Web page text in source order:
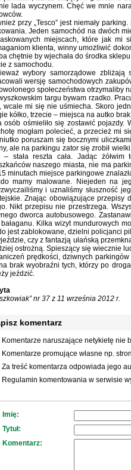
lada wyczynem. Chęć we mnie
przy „Tesco” jest niemały
Jeden samochód na dwóch
miejscach, które jak mi
klienta, winny umożliwić
chętnie by wjechała do środka
z samochodu.
wybory samorządowe
wersję samochodowych
społeczeństwa otrzymaliby
targu bywam rzadko.
wcale mi się nie uśmiecha. Skoro
kółko, trzecie – miejsca na autko
osób ośmieliło się zostawić
mogłam polecieć, a przecież mi
poruszam się bocznymi
ale na parkingu zator się zrobił
– stała reszta cała. Jadąc
naszego miasta, nie ma
minutach miejsce parkingowe
mamy malowane. Niejeden na
i uznaliśmy słuszność
Znając obowiązujące
Nikt przepisu nie przestrzega.
dworca autobusowego.
Kilka wizyt mundurowych
jest zablokowane, dzielni policjanci
czy z fantazją ułańską
ostrożną. Spieszący się wiecznie
prędkości, dziwnych
brak wyobraźni tych, którzy po
jeździć.
nr 37 z 11 września 2012 r.
komentarz
Komentarze naruszające netykietę nie
Komentarze promujące własne np.
Za treść komentarza odpowiada jego
Regulamin komentowania w serwisie
Imię:
Tytuł:
Komentarz: